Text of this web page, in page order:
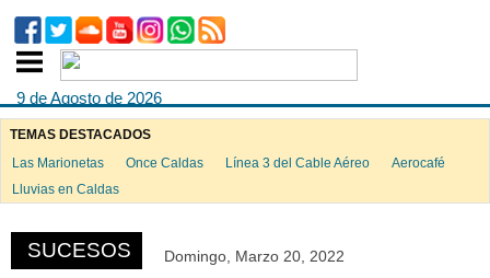
9 de Agosto de 2026
TEMAS DESTACADOS
Las Marionetas
Once Caldas Línea 3 del Cable Aéreo
Aerocafé
Lluvias en Caldas
SUCESOS Domingo, Marzo 20, 2022